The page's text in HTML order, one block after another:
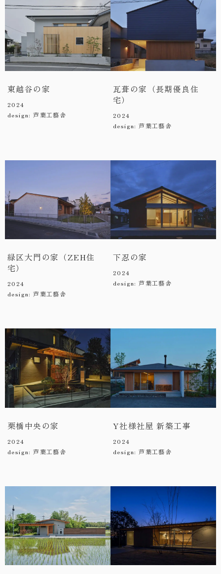
東越谷の家
2024
design: 芦葉工藝舎
瓦葺の家（長期優良住
宅）
2024
design: 芦葉工藝舎
緑区大門の家（ZEH住
宅）
2024
design: 芦葉工藝舎
下忍の家
2024
design: 芦葉工藝舎
栗橋中央の家
2024
design: 芦葉工藝舎
Y社様社屋 新築工事
2024
design: 芦葉工藝舎